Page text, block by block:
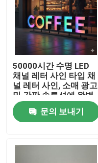
50000시간 수명 LED
채널 레터 사인 타입 채
널 레터 사인, 소매 광고
및 간판 솔루션에 완벽
함
문의 보내기